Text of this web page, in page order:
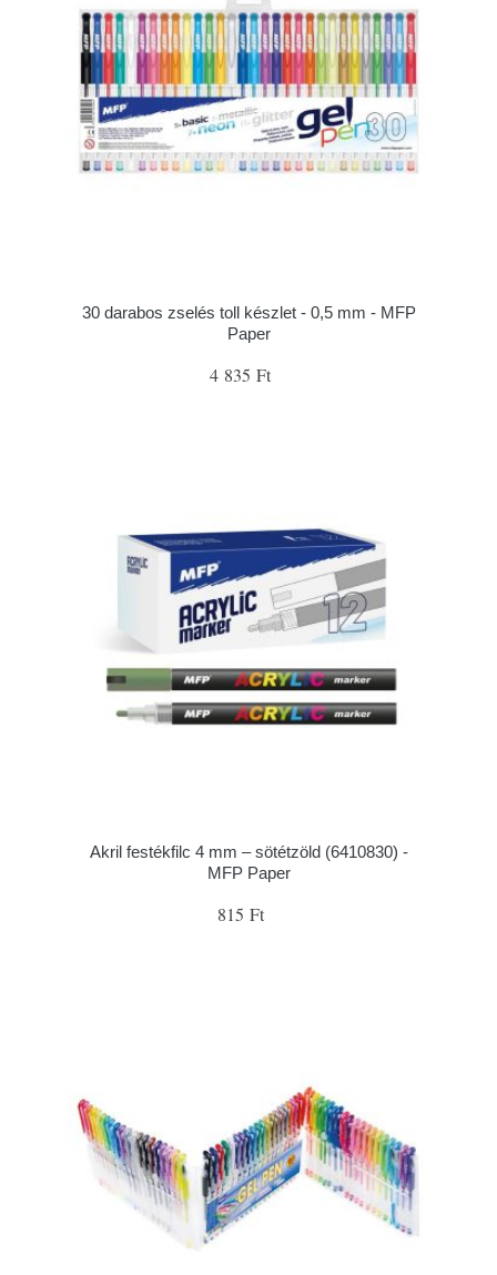
30 darabos zselés toll készlet - 0,5 mm - MFP
Paper
4 835 Ft
Akril festékfilc 4 mm – sötétzöld (6410830) -
MFP Paper
815 Ft